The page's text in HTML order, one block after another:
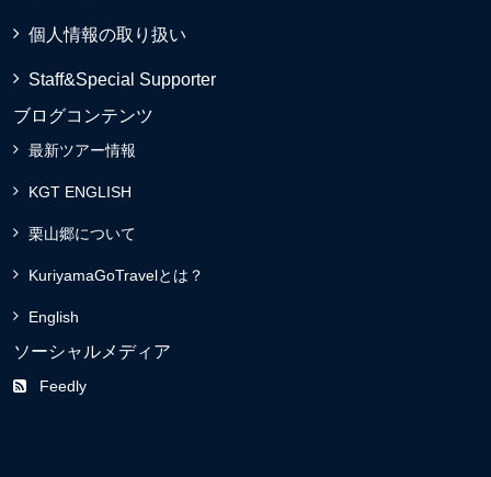
個人情報の取り扱い
Staff&Special Supporter
ブログコンテンツ
最新ツアー情報
KGT ENGLISH
栗山郷について
KuriyamaGoTravelとは？
English
ソーシャルメディア
Feedly